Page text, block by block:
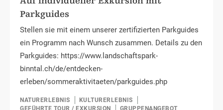
Parkguides
Stellen sie mit einem unserer zertifizierten Parkguides
ein Programm nach Wunsch zusammen. Details zu den
Parkguides: https://www.landschaftspark-
binntal.ch/de/entdecken-
erleben/sommeraktivitaeten/parkguides.php
NATURERLEBNIS
KULTURERLEBNIS
GEFÜHRTE TOUR / EXKURSION
GRUPPENANGEBOT